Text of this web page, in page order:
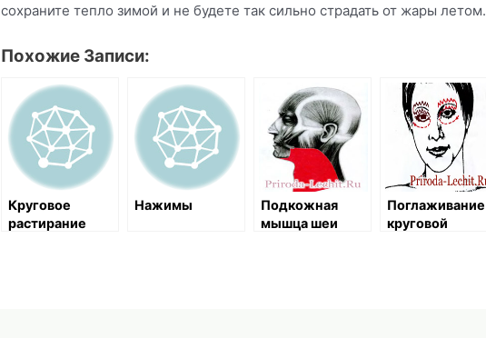
сохраните тепло зимой и не будете так сильно страдать от жары летом.
Похожие Записи:
Круговое
растирание
Нажимы
Подкожная
мышца шеи
Поглаживание
круговой